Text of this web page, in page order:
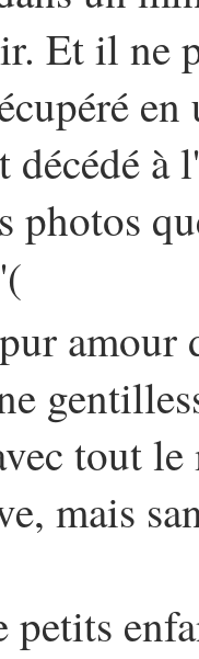
Et il ne
décédé
photos
amour
tout
mais
petits